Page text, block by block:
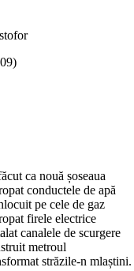
)
ca nouă șoseaua
conductele de apă
pe cele de gaz
firele electrice
canalele de scurgere
metroul
străzile-n mlaștini.